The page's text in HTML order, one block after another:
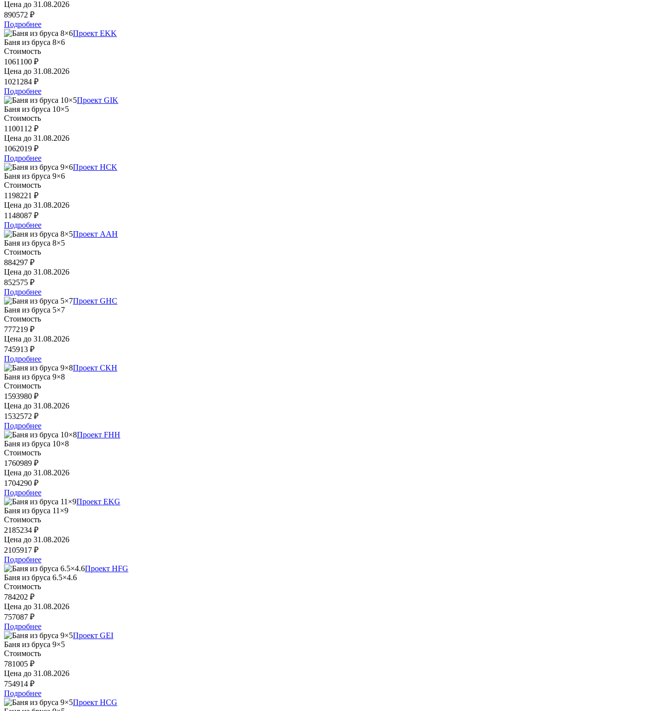
Цена до 31.08.2026
890572 ₽
Подробнее
Проект EKK
Баня из бруса 8×6
Стоимость
1061100 ₽
Цена до 31.08.2026
1021284 ₽
Подробнее
Проект GIK
Баня из бруса 10×5
Стоимость
1100112 ₽
Цена до 31.08.2026
1062019 ₽
Подробнее
Проект HCK
Баня из бруса 9×6
Стоимость
1198221 ₽
Цена до 31.08.2026
1148087 ₽
Подробнее
Проект AAH
Баня из бруса 8×5
Стоимость
884297 ₽
Цена до 31.08.2026
852575 ₽
Подробнее
Проект GHC
Баня из бруса 5×7
Стоимость
777219 ₽
Цена до 31.08.2026
745913 ₽
Подробнее
Проект CKH
Баня из бруса 9×8
Стоимость
1593980 ₽
Цена до 31.08.2026
1532572 ₽
Подробнее
Проект FHH
Баня из бруса 10×8
Стоимость
1760989 ₽
Цена до 31.08.2026
1704290 ₽
Подробнее
Проект EKG
Баня из бруса 11×9
Стоимость
2185234 ₽
Цена до 31.08.2026
2105917 ₽
Подробнее
Проект HFG
Баня из бруса 6.5×4.6
Стоимость
784202 ₽
Цена до 31.08.2026
757087 ₽
Подробнее
Проект GEI
Баня из бруса 9×5
Стоимость
781005 ₽
Цена до 31.08.2026
754914 ₽
Подробнее
Проект HCG